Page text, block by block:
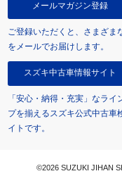
メールマガジン登録
ご登録いただくと、さまざま
をメールでお届けします。
スズキ中古車情報サイト
「安心・納得・充実」なライ
プを揃えるスズキ公式中古車
イトです。
©2026 SUZUKI JIHAN